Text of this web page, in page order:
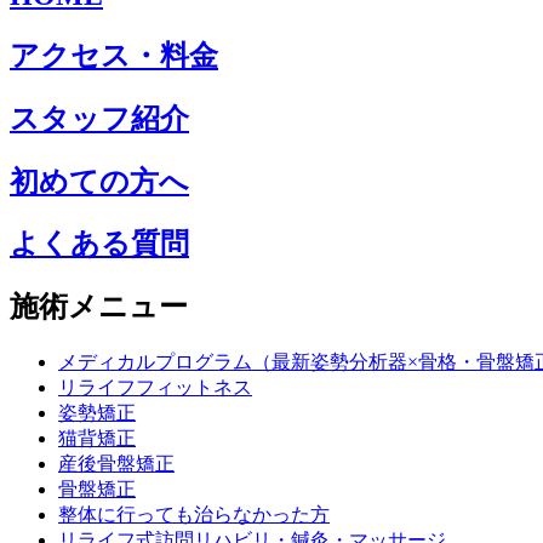
アクセス・料金
スタッフ紹介
初めての方へ
よくある質問
施術メニュー
メディカルプログラム（最新姿勢分析器×骨格・骨盤矯
リライフフィットネス
姿勢矯正
猫背矯正
産後骨盤矯正
骨盤矯正
整体に行っても治らなかった方